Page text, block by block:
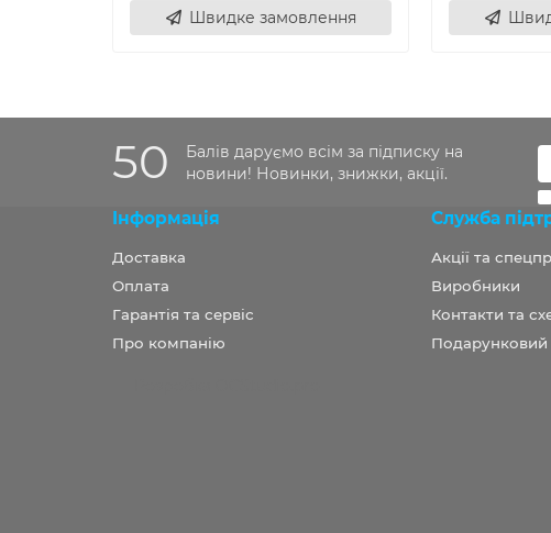
Швидке замовлення
50
Балів даруємо всім за підписку на
новини! Новинки, знижки, акції.
Інформація
Доставка
Оплата
Гарантія та сервіс
Про компанію
Служба
Акції та
Виробники
Контакти та
Подарунковий